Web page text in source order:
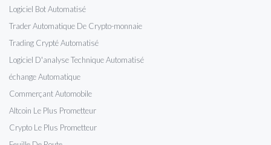
Logiciel Bot Automatisé
Trader Automatique De Crypto-monnaie
Trading Crypté Automatisé
Logiciel D'analyse Technique Automatisé
échange Automatique
Commerçant Automobile
Altcoin Le Plus Prometteur
Crypto Le Plus Prometteur